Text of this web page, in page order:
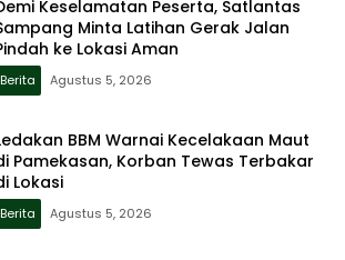
Keselamatan Peserta, Satlantas
Minta Latihan Gerak Jalan
ke Lokasi Aman
Berita Agustus 5, 2026
BBM Warnai Kecelakaan Maut
Pamekasan, Korban Tewas Terbakar
Lokasi
Berita Agustus 5, 2026